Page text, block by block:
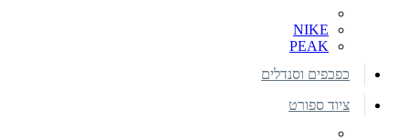
NIKE
PEAK
כפכפים וסנדלים
ציוד ספורט